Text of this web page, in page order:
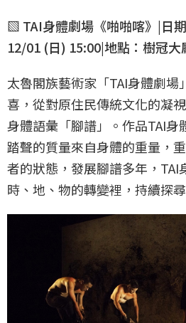
▧ TAI身體劇場《啪啪喀》|日
12/01 (日) 15:00|地點：樹冠大
太魯閣族藝術家「TAI身體劇場
喜，從對原住民傳統文化的凝
身體語彙「腳譜」。作品TAI身
踏聲的質量來自身體的重量，
者的狀態，發展腳譜多年，TAI
時、地、物的轉變裡，持續探